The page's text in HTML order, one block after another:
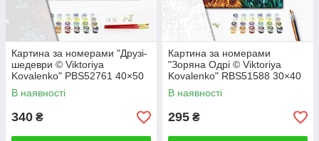
Картина за номерами "Друзі-
шедеври © Viktoriya
Kovalenko" PBS52761 40×50
см
В наявності
340 ₴
Картина за номерами
"Зоряна Одрі © Viktoriya
Kovalenko" RBS51588 30×40
см
В наявності
295 ₴